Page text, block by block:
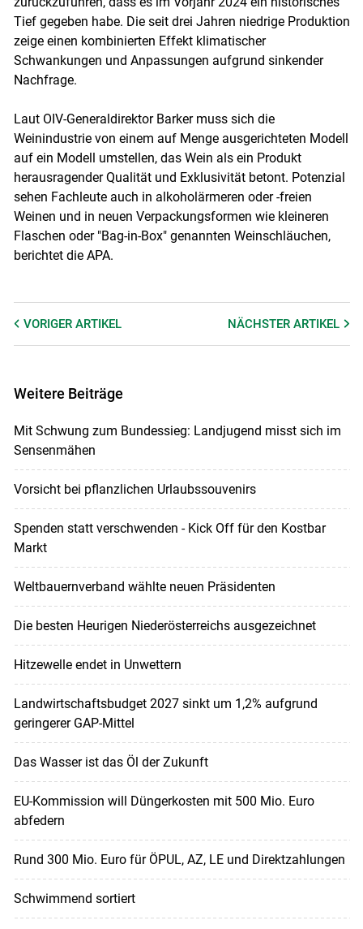
Tief gegeben habe. Die seit drei Jahren niedrige Produktion
zeige einen kombinierten Effekt klimatischer
Schwankungen und Anpassungen aufgrund sinkender
Nachfrage.
Laut OIV-Generaldirektor Barker muss sich die
Weinindustrie von einem auf Menge ausgerichteten Modell
auf ein Modell umstellen, das Wein als ein Produkt
herausragender Qualität und Exklusivität betont. Potenzial
sehen Fachleute auch in alkoholärmeren oder -freien
Weinen und in neuen Verpackungsformen wie kleineren
Flaschen oder "Bag-in-Box" genannten Weinschläuchen,
berichtet die APA.
VORIGER ARTIKEL NÄCHSTERARTIKEL
Weitere Beiträge
Mit Schwung zum Bundessieg: Landjugend misst sich im
Sensenmähen
Vorsicht bei pflanzlichen Urlaubssouvenirs
Spenden statt verschwenden - Kick Off für den Kostbar
Markt
Weltbauernverband wählte neuen Präsidenten
Die besten Heurigen Niederösterreichs ausgezeichnet
Hitzewelle endet in Unwettern
Landwirtschaftsbudget 2027 sinkt um 1,2% aufgrund
geringerer GAP-Mittel
Das Wasser ist das Öl der Zukunft
EU-Kommission will Düngerkosten mit 500 Mio. Euro
abfedern
Rund 300 Mio. Euro für ÖPUL, AZ, LE und Direktzahlungen
Schwimmend sortiert